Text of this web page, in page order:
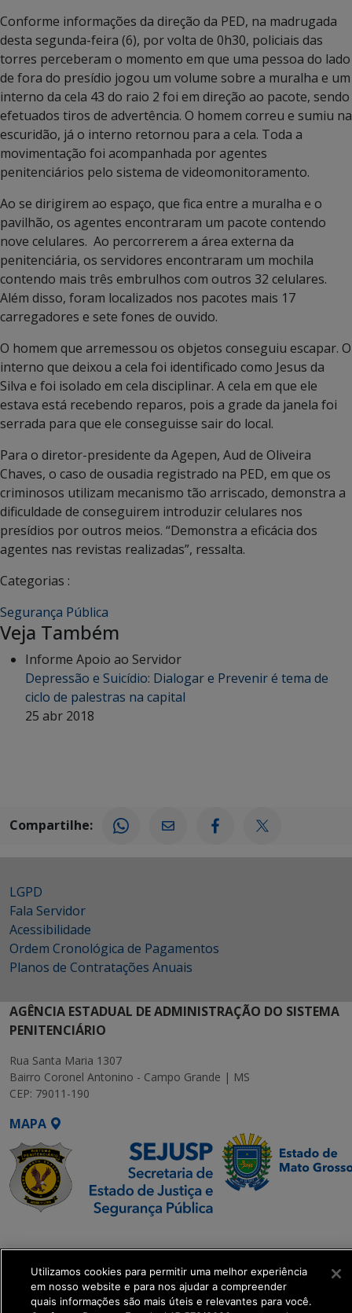
Conforme informações da direção da PED, na madrugada
desta segunda-feira (6), por volta de 0h30, policiais das
torres perceberam o momento em que uma pessoa do lado
de fora do presídio jogou um volume sobre a muralha e um
interno da cela 43 do raio 2 foi em direção ao pacote, sendo
efetuados tiros de advertência. O homem correu e sumiu na
escuridão, já o interno retornou para a cela. Toda a
movimentação foi acompanhada por agentes
penitenciários pelo sistema de videomonitoramento.
Ao se dirigirem ao espaço, que fica entre a muralha e o
pavilhão, os agentes encontraram um pacote contendo
nove celulares. Ao percorrerem a área externa da
penitenciária, os servidores encontraram um mochila
contendo mais três embrulhos com outros 32 celulares.
Além disso, foram localizados nos pacotes mais 17
carregadores e sete fones de ouvido.
O homem que arremessou os objetos conseguiu escapar. O
interno que deixou a cela foi identificado como Jesus da
Silva e foi isolado em cela disciplinar. A cela em que ele
estava está recebendo reparos, pois a grade da janela foi
serrada para que ele conseguisse sair do local.
Para o diretor-presidente da Agepen, Aud de Oliveira
Chaves, o caso de ousadia registrado na PED, em que os
criminosos utilizam mecanismo tão arriscado, demonstra a
dificuldade de conseguirem introduzir celulares nos
presídios por outros meios. “Demonstra a eficácia dos
agentes nas revistas realizadas”, ressalta.
Categorias :
Segurança Pública
Veja Também
Informe Apoio ao Servidor
Depressão e Suicídio: Dialogar e Prevenir é tema de
ciclo de palestras na capital
25 abr 2018
Compartilhe:
LGPD
Fala Servidor
Acessibilidade
Ordem Cronológica de Pagamentos
Planos de Contratações Anuais
AGÊNCIA ESTADUAL DE ADMINISTRAÇÃO DO SISTEMA
PENITENCIÁRIO
Rua Santa Maria 1307
Bairro Coronel Antonino - Campo Grande | MS
CEP: 79011-190
MAPA
Executiva de
Transformação Digital
Utilizamos cookies para permitir uma melhor experiência
em nosso website e para nos ajudar a compreender
quais informações são mais úteis e relevantes para você.